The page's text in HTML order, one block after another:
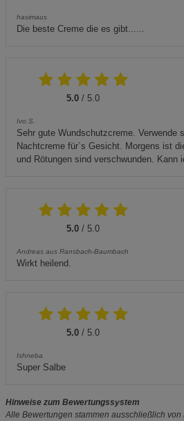
hasimaus
Die beste Creme die es gibt......
5.0 / 5.0
Ivo.S.
Sehr gute Wundschutzcreme. Verwende
Nachtcreme für´s Gesicht. Morgens ist
und Rötungen sind verschwunden. Kann
5.0 / 5.0
Andreas aus Ransbach-Baumbach
Wirkt heilend.
5.0 / 5.0
Ishneba
Super Salbe
Hinweise zum Bewertungssystem
Alle Bewertungen stammen ausschließlich